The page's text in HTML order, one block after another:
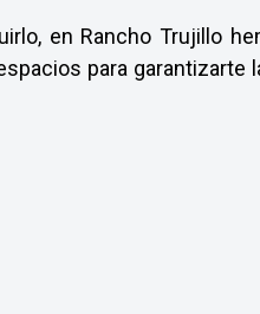
en Rancho Trujillo
para garantizarte